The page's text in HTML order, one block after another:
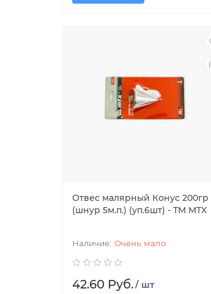
Отвес малярный Конус 200гр
(шнур 5м.п.) (уп.6шт) - ТМ MTX
Очень мало
42.60 Руб./ шт